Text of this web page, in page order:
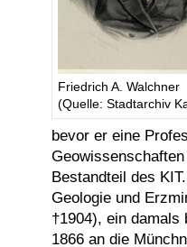
Friedrich A. Walchner
(Quelle: Stadtarchiv
bevor er eine
Bestandteil des
Geologie und
†1904), ein damals
1866 an die